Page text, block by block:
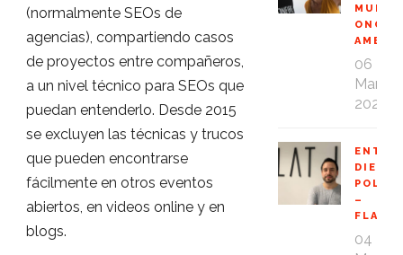
(normalmente SEOs de
agencias), compartiendo casos
de proyectos entre compañeros,
a un nivel técnico para SEOs que
puedan entenderlo. Desde 2015
se excluyen las técnicas y trucos
que pueden encontrarse
fácilmente en otros eventos
abiertos, en videos online y en
blogs.
06
Mar
2020
DIEGO
POLO
–
04